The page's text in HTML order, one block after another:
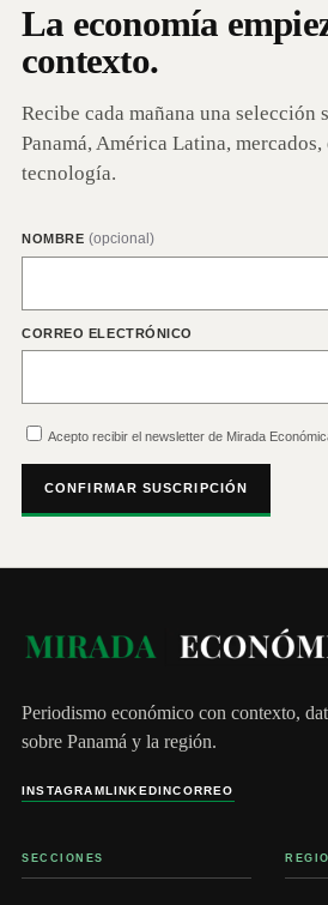
La economía
contexto.
Recibe cada mañana una selección
Panamá, América Latina, mercados,
tecnología.
NOMBRE (opcional)
CORREO ELECTRÓNICO
Acepto recibir el newsletter de Mirada
CONFIRMAR SUSCRIPCIÓN
Periodismo económico con contexto,
sobre Panamá y la región.
INSTAGRAMLINKEDINCORREO
SECCIONES